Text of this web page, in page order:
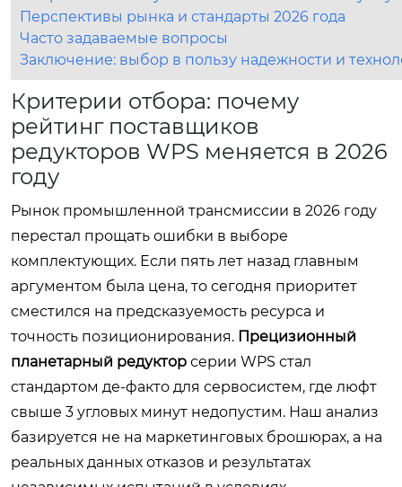
Перспективы рынка и стандарты 2026 года
Часто задаваемые вопросы
Заключение: выбор в пользу надежности и
Критерии отбора: почему
рейтинг поставщиков
редукторов WPS меняется в 2026
году
Рынок промышленной трансмиссии в 2026 году
перестал прощать ошибки в выборе
комплектующих. Если пять лет назад главным
аргументом была цена, то сегодня приоритет
сместился на предсказуемость ресурса и
точность позиционирования. Прецизионный
планетарный редуктор серии WPS стал
стандартом де-факто для сервосистем, где люфт
свыше 3 угловых минут недопустим. Наш анализ
базируется не на маркетинговых брошюрах, а на
реальных данных отказов и результатах